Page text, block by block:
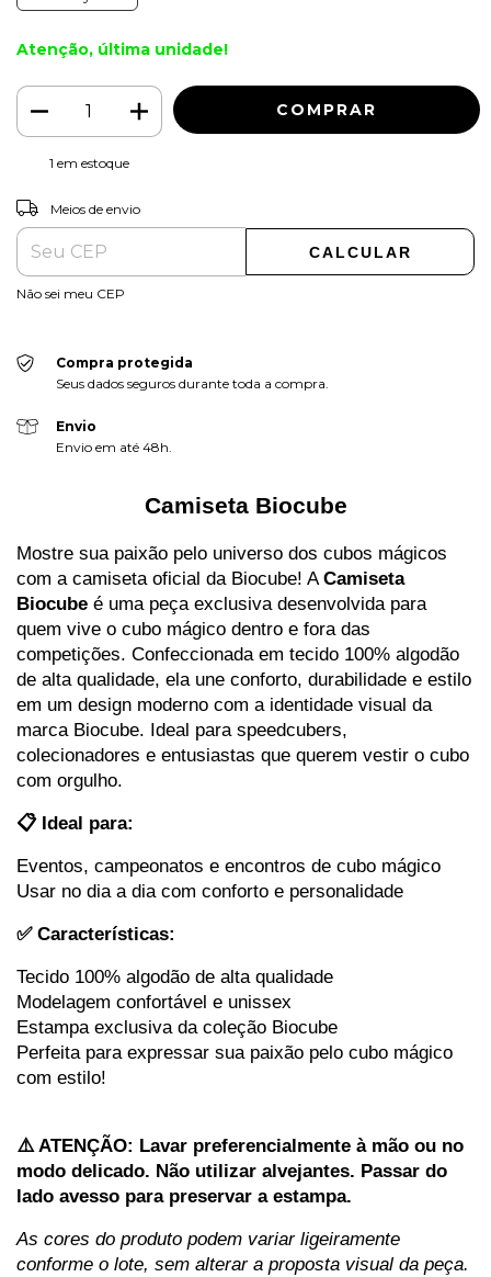
Atenção, última unidade!
1 em estoque
Entregas para o CEP:
Meios de envio
CALCULAR
Não sei meu CEP
Compra protegida
Seus dados seguros durante toda a compra.
Envio
Envio em até 48h.
Camiseta Biocube
Mostre sua paixão pelo universo dos cubos mágicos
com a camiseta oficial da Biocube! ACamiseta
Biocube é uma peça exclusiva desenvolvida para
quem vive o cubo mágico dentro e fora das
competições. Confeccionada em tecido 100% algodão
de alta qualidade, ela une conforto, durabilidade e estilo
em um design moderno com a identidade visual da
marca Biocube. Ideal para speedcubers,
colecionadores e entusiastas que querem vestir o cubo
com orgulho.
📋 Ideal para:
Eventos, campeonatos e encontros de cubo mágico
Usar no dia a dia com conforto e personalidade
✅ Características:
Tecido 100% algodão de alta qualidade
Modelagem confortável e unissex
Estampa exclusiva da coleção Biocube
Perfeita para expressar sua paixão pelo cubo mágico
com estilo!
⚠️ ATENÇÃO: Lavar preferencialmente à mão ou no
modo delicado. Não utilizar alvejantes. Passar do
lado avesso para preservar a estampa.
As cores do produto podem variar ligeiramente
conforme o lote, sem alterar a proposta visual da peça.